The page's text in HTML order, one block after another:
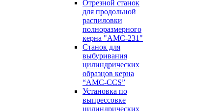
Отрезной станок
для продольной
распиловки
полноразмерного
керна "AMC-231"
Станок для
выбуривания
цилиндрических
образцов керна
“AMC-CCS”
Установка по
выпресcовке
цилиндрических